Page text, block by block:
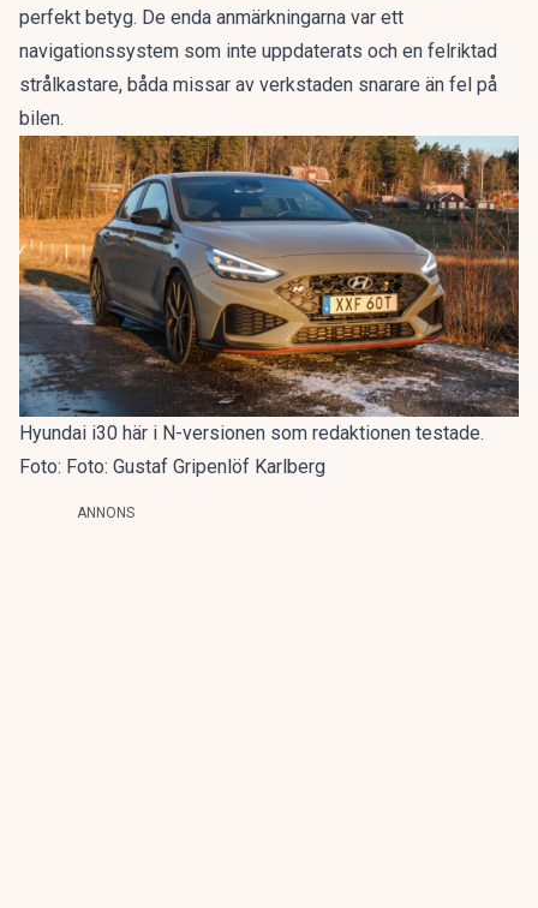
perfekt betyg. De enda anmärkningarna var ett
navigationssystem som inte uppdaterats och en felriktad
strålkastare, båda missar av verkstaden snarare än fel på
bilen.
Hyundai i30 här i N-versionen som redaktionen testade.
Foto: Foto: Gustaf Gripenlöf Karlberg
ANNONS